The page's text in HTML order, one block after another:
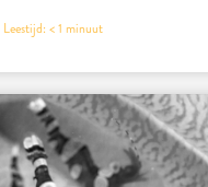
Leestijd: < 1 minuut